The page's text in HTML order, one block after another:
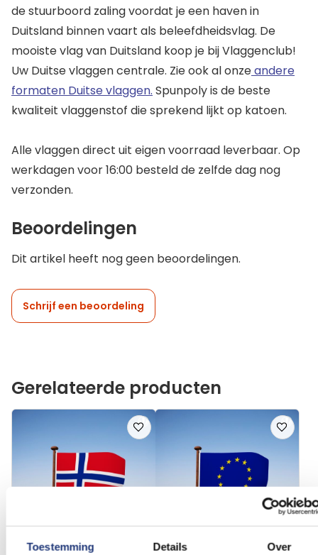
Toestemming Details Over
de stuurboord zaling voordat je een haven in
Duitsland binnen vaart als beleefdheidsvlag. De
mooiste vlag van Duitsland koop je bij Vlaggenclub!
Uw Duitse vlaggen centrale. Zie ook al onzeandere
formaten Duitse vlaggen. Spunpoly is de beste
kwaliteit vlaggenstof die sprekend lijkt op katoen.
Alle vlaggen direct uit eigen voorraad leverbaar. Op
werkdagen voor 16:00 besteld de zelfde dag nog
verzonden.
Beoordelingen
Dit artikel heeft nog geen beoordelingen.
Schrijf een beoordeling
Gerelateerde producten
Voeg
toe
Voeg
toe